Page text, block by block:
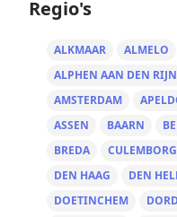
Regio's
ALKMAAR ALMELO
ALPHEN AAN DEN RIJN
AMSTERDAM
ASSEN
BAARN
BREDA
CULEMBORG
DEN HAAG
DEN
DOETINCHEM